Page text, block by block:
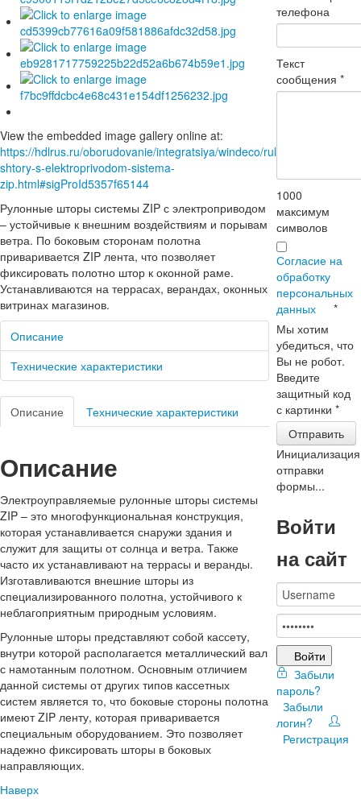
View the embedded image gallery online at:
https://hdlrus.ru/oborudovanie/integratsiya/windeco/rulonnye-
shtory-s-elektroprivodom-sistema-
zip.html#sigProId5357f65144
Рулонные шторы системы ZIP с электроприводом
– устойчивые к внешним воздействиям и порывам
ветра. По боковым сторонам полотна
приваривается ZIP лента, что позволяет
фиксировать полотно штор к оконной раме.
Устанавливаются на террасах, верандах, оконных
витринах магазинов.
Описание
Технические характеристики
Описание Технические характеристики
Описание
Электроуправляемые рулонные шторы системы
ZIP – это многофункциональная конструкция,
которая устанавливается снаружи здания и
служит для защиты от солнца и ветра. Также
часто их устанавливают на террасы и веранды.
Изготавливаются внешние шторы из
специализированного полотна, устойчивого к
неблагоприятным природным условиям.
Рулонные шторы представляют собой кассету,
внутри которой располагается металлический вал
с намотанным полотном. Основным отличием
данной системы от других типов кассетных
систем является то, что боковые стороны полотна
имеют ZIP ленту, которая приваривается
специальным оборудованием. Это позволяет
надежно фиксировать шторы в боковых
направляющих.
Наверх
телефона
Текст
сообщения*
1000
максимум
символов
Согласие на
обработку
персональных
данных
*
Мы хотим
убедиться, что
Вы не робот.
Введите
защитный код
с картинки*
Отправить
Инициализация
отправки
формы...
Войти
на сайт
Войти
Забыли
пароль?
Забыли
логин?
Регистрация